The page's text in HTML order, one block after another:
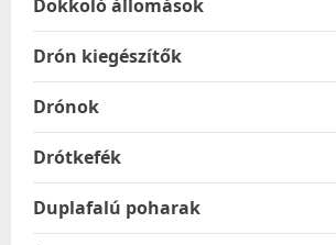
Dokkoló állomások
Drón kiegészítők
Drónok
Drótkefék
Duplafalú poharak